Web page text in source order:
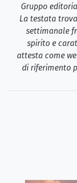
Gruppo
La testata
settimanale
spirito e
attesta come
di riferimento